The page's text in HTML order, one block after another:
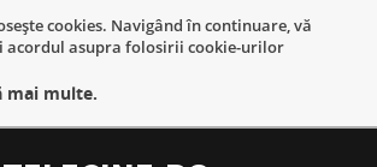
cookies. Navigând în continuare, vă
acordul asupra folosirii cookie-urilor
mai multe.